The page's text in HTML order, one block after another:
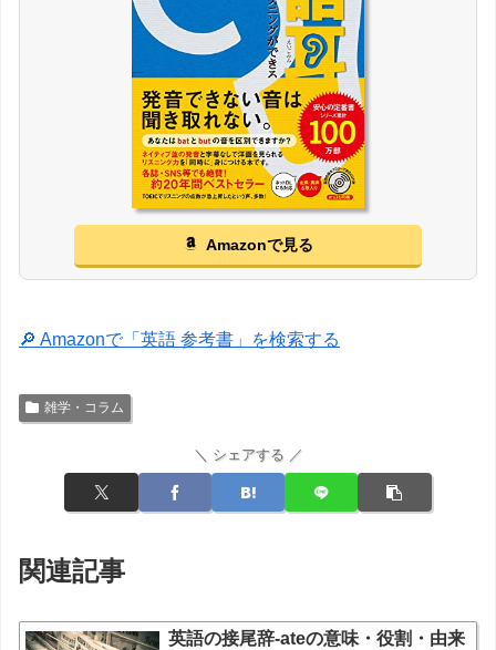
Amazonで見る
🔎 Amazonで「英語 参考書」を検索する
雑学・コラム
＼ シェアする ／
関連記事
英語の接尾辞-ateの意味・役割・由来